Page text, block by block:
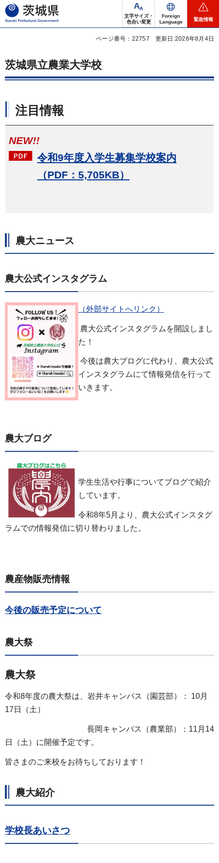
茨城県
文字サイズ・
色合い変更
Foreign
Language
緊急情報
ページ番号：22757 更新日:2026年8月4日
茨城県立農業大学校
注目情報
NEW!!
令和9年度入学生募集学校案内
（PDF：5,705KB）
農大ニュース
農大公式インスタグラム
（外部サイトへリンク）
農大公式インスタグラムを開設しまし
た！
今後は農大ブログに代わり、農大公式
インスタグラムにて情報発信を行って
いきます。
農大ブログ
学生生活や行事についてブログで紹介
しています。
令和8年5月より、農大公式インスタグ
ラムでの情報発信に切り替わりました。
農産物販売情報
今後の販売予定について
農大祭
農大祭
令和8年度の農大祭は、岩井キャンパス（園芸部）： 10月
17日（土）
長岡キャンパス（農業部）：11月14
日（土）に開催予定です。
皆さまのご来校をお待ちしております！
農大紹介
学校長あいさつ